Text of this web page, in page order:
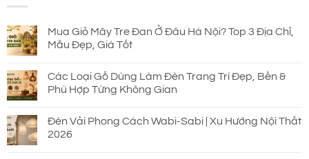
Mua Giỏ Mây Tre Đan Ở Đâu Hà Nội? Top 3 Địa Chỉ,
Mẫu Đẹp, Giá Tốt
Các Loại Gỗ Dùng Làm Đèn Trang Trí Đẹp, Bền &
Phù Hợp Từng Không Gian
Đèn Vải Phong Cách Wabi-Sabi | Xu Hướng Nội Thất
2026